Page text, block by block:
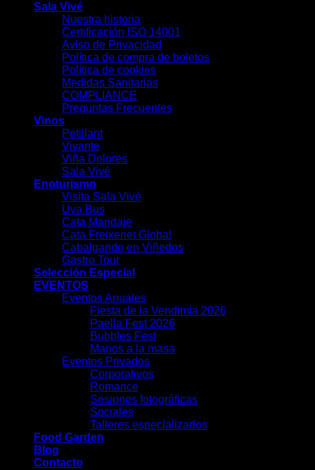
Sala Vivé
Nuestra historia
Certificación ISO 14001
Aviso de Privacidad
Política de compra de boletos
Política de cookies
Medidas Sanitarias
COMPLIANCE
Preguntas Frecuentes
Vinos
Petillant
Vivante
Viña Dolores
Sala Vivé
Enoturismo
Visita Sala Vivé
Uva Bus
Cata Maridaje
Cata Freixenet Global
Cabalgando en Viñedos
Gastro Tour
Selección Especial
EVENTOS
Eventos Anuales
Fiesta de la Vendimia 2026
Paella Fest 2026
Bubbles Fest
Manos a la masa
Eventos Privados
Corporativos
Romance
Sesiones fotográficas
Sociales
Talleres especializados
Food Garden
Blog
Contacto